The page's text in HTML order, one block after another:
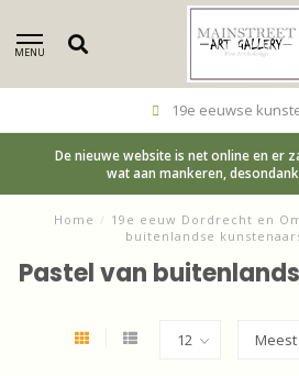
MENU
19e eeuwse
De nieuwe website is net online en er
wat aan mankeren,
Home / 19e eeuw Dordrecht en
buitenlandse
Pastel van